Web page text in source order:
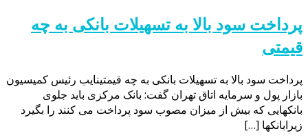
پرداخت سود بالا به تسهیلات بانکی به چه
قیمتی
پرداخت سود بالا به تسهیلات بانکی به چه قیمتینایب رئیس کمیسیون
بازار پول و سرمایه اتاق تهران گفت: بانک مرکزی باید جلوی
بانکهایی که بیش از میزان مصوب سود پرداخت می کنند را بگیرد
زیرابانکها […]